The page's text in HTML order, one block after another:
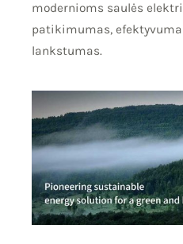
modernioms saulės
patikimumas,
lankstumas.